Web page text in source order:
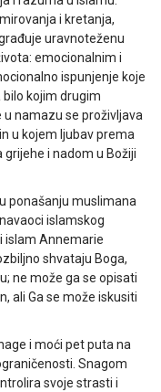
i kretanja,
uravnoteženu
emocionalnim i
ispunjenje koje
kojim drugim
namazu se proživljava
u kojem ljubav prema
i nadom u Božiji
ponašanju muslimana
islamskog
islam Annemarie
shvataju Boga,
ne može ga se opisati
ali Ga se može iskusiti
i moći pet puta na
Snagom
svoje strasti i